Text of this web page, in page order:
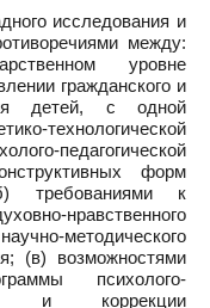
исследования и
между:
уровне
гражданского и
детей, с одной
технологической
педагогической
форм
требованиями к
нравственного
методического
(в) возможностями
психолого-
и коррекции